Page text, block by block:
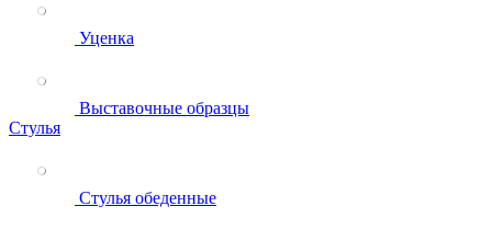
Уценка
Выставочные образцы
Стулья
Стулья обеденные